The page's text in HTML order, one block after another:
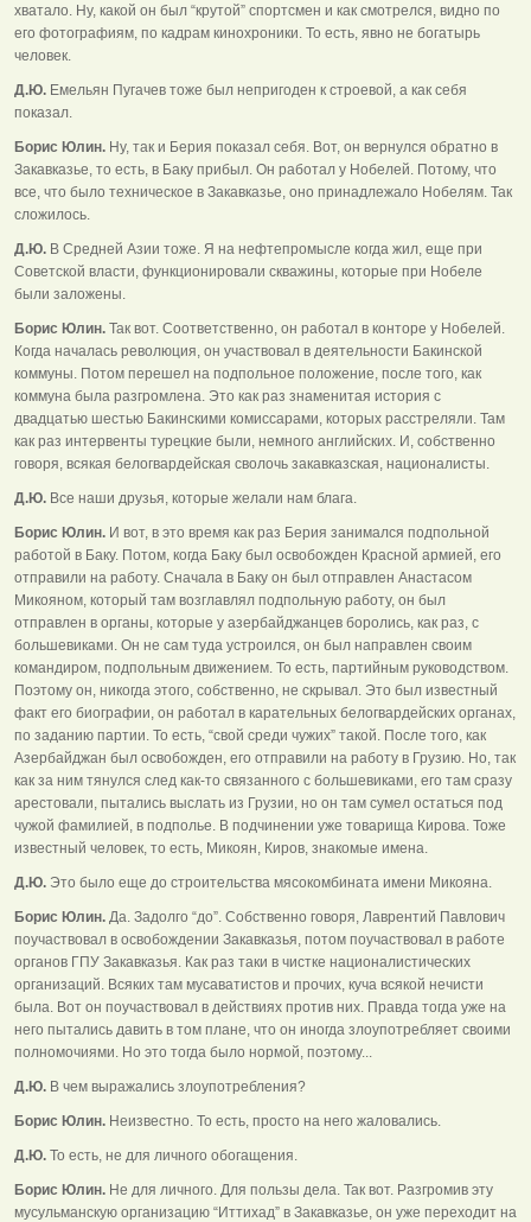
хватало. Ну, какой он был “крутой” спортсмен и как смотрелся, видно по
его фотографиям, по кадрам кинохроники. То есть, явно не богатырь
человек.
Д.Ю. Емельян Пугачев тоже был непригоден к строевой, а как себя
показал.
Борис Юлин. Ну, так и Берия показал себя. Вот, он вернулся обратно в
Закавказье, то есть, в Баку прибыл. Он работал у Нобелей. Потому, что
все, что было техническое в Закавказье, оно принадлежало Нобелям. Так
сложилось.
Д.Ю. В Средней Азии тоже. Я на нефтепромысле когда жил, еще при
Советской власти, функционировали скважины, которые при Нобеле
были заложены.
Борис Юлин. Так вот. Соответственно, он работал в конторе у Нобелей.
Когда началась революция, он участвовал в деятельности Бакинской
коммуны. Потом перешел на подпольное положение, после того, как
коммуна была разгромлена. Это как раз знаменитая история с
двадцатью шестью Бакинскими комиссарами, которых расстреляли. Там
как раз интервенты турецкие были, немного английских. И, собственно
говоря, всякая белогвардейская сволочь закавказская, националисты.
Д.Ю. Все наши друзья, которые желали нам блага.
Борис Юлин. И вот, в это время как раз Берия занимался подпольной
работой в Баку. Потом, когда Баку был освобожден Красной армией, его
отправили на работу. Сначала в Баку он был отправлен Анастасом
Микояном, который там возглавлял подпольную работу, он был
отправлен в органы, которые у азербайджанцев боролись, как раз, с
большевиками. Он не сам туда устроился, он был направлен своим
командиром, подпольным движением. То есть, партийным руководством.
Поэтому он, никогда этого, собственно, не скрывал. Это был известный
факт его биографии, он работал в карательных белогвардейских органах,
по заданию партии. То есть, “свой среди чужих” такой. После того, как
Азербайджан был освобожден, его отправили на работу в Грузию. Но, так
как за ним тянулся след как-то связанного с большевиками, его там сразу
арестовали, пытались выслать из Грузии, но он там сумел остаться под
чужой фамилией, в подполье. В подчинении уже товарища Кирова. Тоже
известный человек, то есть, Микоян, Киров, знакомые имена.
Д.Ю. Это было еще до строительства мясокомбината имени Микояна.
Борис Юлин. Да. Задолго “до”. Собственно говоря, Лаврентий Павлович
поучаствовал в освобождении Закавказья, потом поучаствовал в работе
органов ГПУ Закавказья. Как раз таки в чистке националистических
организаций. Всяких там мусаватистов и прочих, куча всякой нечисти
была. Вот он поучаствовал в действиях против них. Правда тогда уже на
него пытались давить в том плане, что он иногда злоупотребляет своими
полномочиями. Но это тогда было нормой, поэтому...
Д.Ю. В чем выражались злоупотребления?
Борис Юлин. Неизвестно. То есть, просто на него жаловались.
Д.Ю. То есть, не для личного обогащения.
Борис Юлин. Не для личного. Для пользы дела. Так вот. Разгромив эту
мусульманскую организацию “Иттихад” в Закавказье, он уже переходит на